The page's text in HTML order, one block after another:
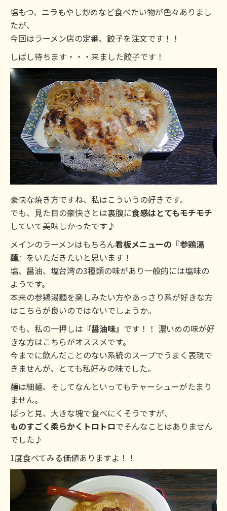
塩もつ、ニラもやし炒めなど食べたい物が色々ありまし
たが、
今回はラーメン店の定番、餃子を注文です！！
しばし待ちます・・・来ました餃子です！
豪快な焼き方ですね、私はこういうの好きです。
でも、見た目の豪快さとは裏腹に食感はとてもモチモチ
していて美味しかったです♪
メインのラーメンはもちろん看板メニューの『参鶏湯
麺』 をいただきたいと思います！
塩、醤油、塩台湾の3種類の味があり一般的には塩味の
ようです。
本来の参鶏湯麺を楽しみたい方やあっさり系が好きな方
はこちらが良いのではないでしょうか。
でも、私の一押しは 『醤油味』 です！！ 濃いめの味が好
きな方はこちらがオススメです。
今までに飲んだことのない系統のスープでうまく表現で
きませんが、とても私好みの味でした。
麺は細麺、そしてなんといってもチャーシューがたまり
ません。
ぱっと見、大きな塊で食べにくそうですが、
ものすごく柔らかくトロトロでそんなことはありません
でした♪
1度食べてみる価値ありますよ！！